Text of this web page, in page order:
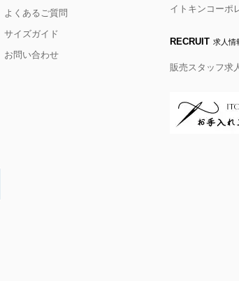
よくあるご質問
サイズガイド
お問い合わせ
イトキンコーポ
RECRUIT 求人情
販売スタッフ求